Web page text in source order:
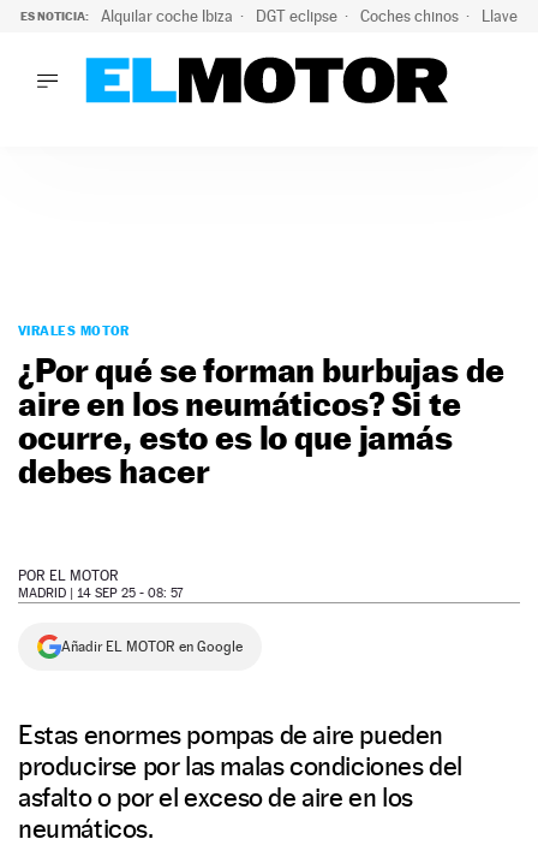
ES NOTICIA: Alquilar coche Ibiza DGT eclipse Coches chinos Llaves
PODCAST
MOTOS
TECNOLOGÍA
MOTORTV
NEWSLETTER
SÍGUENOS
VIRALES MOTOR
¿Por qué se forman burbujas de
aire en los neumáticos? Si te
ocurre, esto es lo que jamás
debes hacer
POR EL MOTOR
MADRID | 14 SEP 25 - 08: 57
Añadir EL MOTOR en Google
Estas enormes pompas de aire pueden
producirse por las malas condiciones del
asfalto o por el exceso de aire en los
neumáticos.